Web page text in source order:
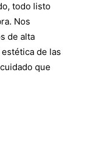
todo listo
Nos
de alta
de las
que